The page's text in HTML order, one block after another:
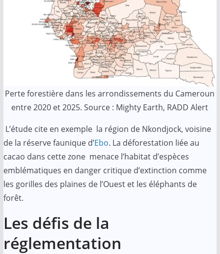
Perte forestière dans les arrondissements du Cameroun
entre 2020 et 2025. Source : Mighty Earth, RADD Alert
L’étude cite en exemple la région de Nkondjock, voisine
de la réserve faunique d’Ebo. La déforestation liée au
cacao dans cette zone menace l’habitat d’espèces
emblématiques en danger critique d’extinction comme
les gorilles des plaines de l’Ouest et les éléphants de
forêt.
Les défis de la
réglementation